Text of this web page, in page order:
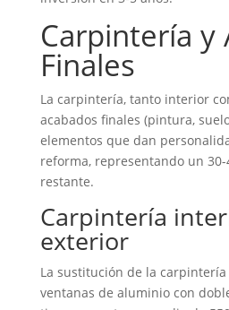
Carpintería y
Finales
La carpintería, tanto interior
acabados finales (pintura,
elementos que dan
reforma, representando un
restante.
Carpintería
exterior
La sustitución de la
ventanas de aluminio con